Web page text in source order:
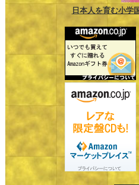
日本人を育む小学